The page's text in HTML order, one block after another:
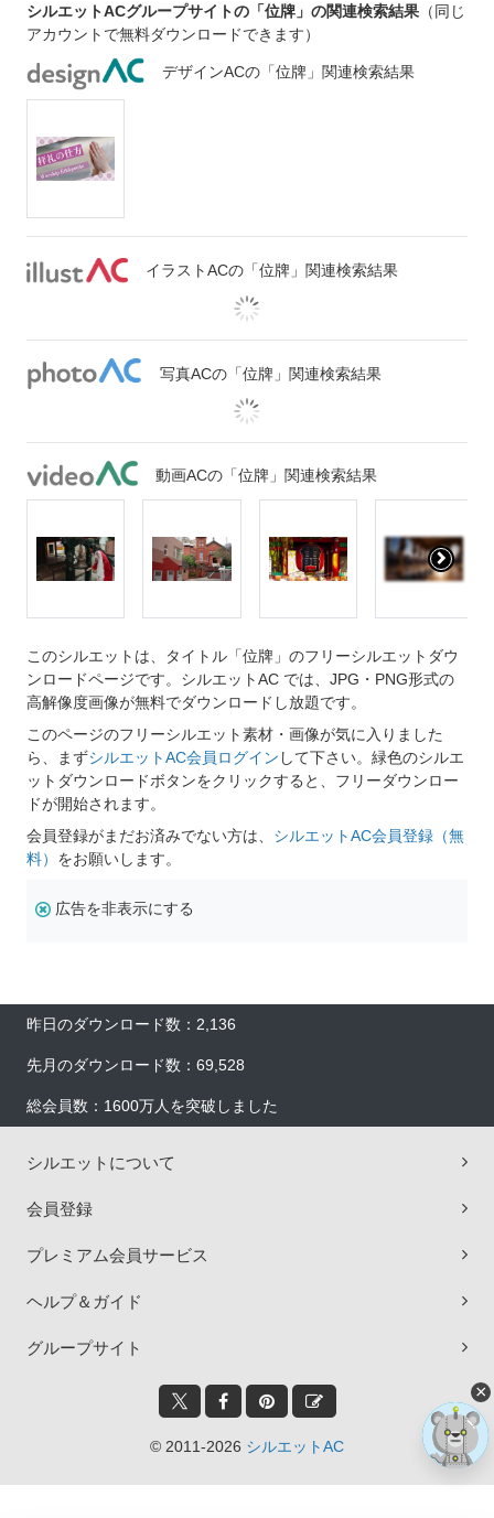
シルエットACグループサイトの「位牌」の関連検索結果 （同じ
アカウントで無料ダウンロードできます）
デザインACの「位牌」関連検索結果
イラストACの「位牌」関連検索結果
写真ACの「位牌」関連検索結果
動画ACの「位牌」関連検索結果
このシルエットは、タイトル「位牌」のフリーシルエットダウ
ンロードページです。シルエットAC では、JPG・PNG形式の
高解像度画像が無料でダウンロードし放題です。
このページのフリーシルエット素材・画像が気に入りました
ら、まずシルエットAC会員ログイン して下さい。緑色のシルエ
ットダウンロードボタンをクリックすると、フリーダウンロー
ドが開始されます。
会員登録がまだお済みでない方は、 シルエットAC会員登録（無
料） をお願いします。
広告を非表示にする
昨日のダウンロード数：2,136
先月のダウンロード数：69,528
総会員数：1600万人を突破しました
シルエットについて
会員登録
プレミアム会員サービス
ヘルプ＆ガイド
グループサイト
© 2011-2026 シルエットAC
×